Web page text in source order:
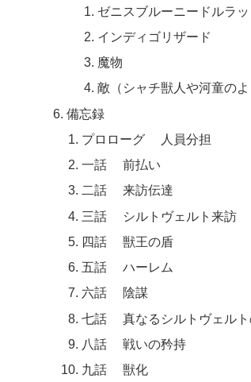
ゼニスブルーニードルラッ
インディゴリザード
魔物
敵（シャチ獣人や河童のよ
備忘録
プロローグ 人員分担
一話 前払い
二話 来訪伝達
三話 シルトヴェルト来訪
四話 獣王の盾
五話 ハーレム
六話 陰謀
七話 真なるシルトヴェルト
八話 戦いの矜持
九話 獣化